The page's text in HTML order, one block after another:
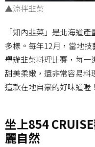
▲涼拌韭菜
「知內韭菜」是北海道
多樣。每年12月，當地
舉辦韭菜料理比賽，每
甜美柔嫩，還非常容易料
這款在地自豪的好味道喔！
坐上854
麗自然